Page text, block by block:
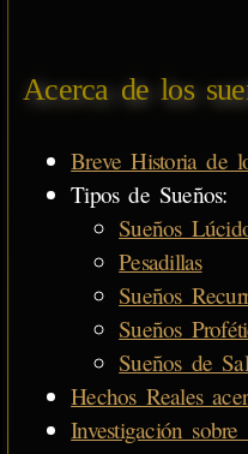
Acerca de los
Breve Historia de
Tipos de Sueños:
Sueños
Pesadillas
Sueños
Sueños
Sueños de
Hechos Reales
Investigación sobre